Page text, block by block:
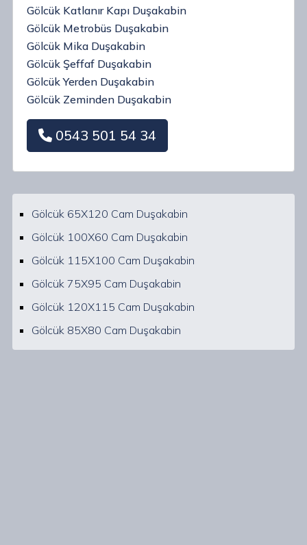
Gölcük Katlanır Kapı Duşakabin
Gölcük Metrobüs Duşakabin
Gölcük Mika Duşakabin
Gölcük Şeffaf Duşakabin
Gölcük Yerden Duşakabin
Gölcük Zeminden Duşakabin
0543 501 54 34
Gölcük 65X120 Cam Duşakabin
Gölcük 100X60 Cam Duşakabin
Gölcük 115X100 Cam Duşakabin
Gölcük 75X95 Cam Duşakabin
Gölcük 120X115 Cam Duşakabin
Gölcük 85X80 Cam Duşakabin